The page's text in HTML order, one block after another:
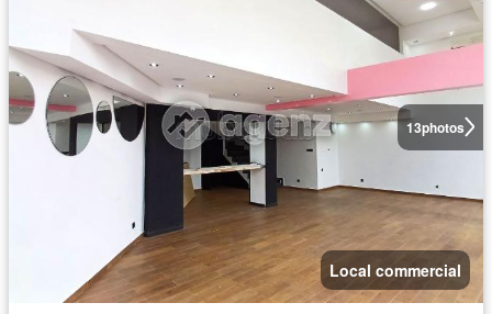
13photos
Local commercial